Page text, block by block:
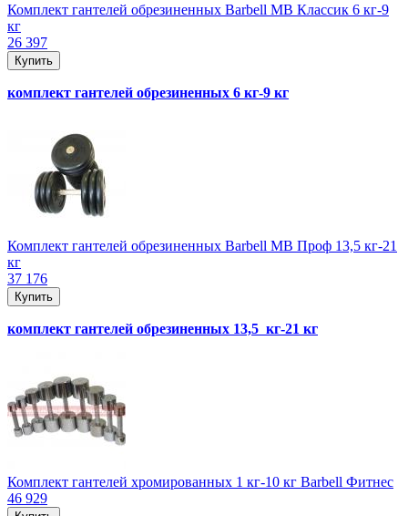
Комплект гантелей обрезиненных Barbell MB Классик 6 кг-9
кг
26 397
Купить
комплект гантелей обрезиненных 6 кг-9 кг
Комплект гантелей обрезиненных Barbell MB Проф 13,5 кг-21
кг
37 176
Купить
комплект гантелей обрезиненных 13,5 кг-21 кг
Комплект гантелей хромированных 1 кг-10 кг Barbell Фитнес
46 929